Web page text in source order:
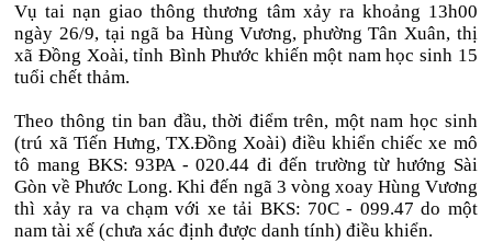
Vụ tai nạn giao thông thương tâm xảy ra khoảng 13h00
ngày 26/9, tại ngã ba Hùng Vương, phường Tân Xuân, thị
xã Đồng Xoài, tỉnh Bình Phước khiến một nam học sinh 15
tuổi chết thảm.
Theo thông tin ban đầu, thời điểm trên, một nam học sinh
(trú xã Tiến Hưng, TX.Đồng Xoài) điều khiển chiếc xe mô
tô mang BKS: 93PA - 020.44 đi đến trường từ hướng Sài
Gòn về Phước Long. Khi đến ngã 3 vòng xoay Hùng Vương
thì xảy ra va chạm với xe tải BKS: 70C - 099.47 do một
nam tài xế (chưa xác định được danh tính) điều khiển.